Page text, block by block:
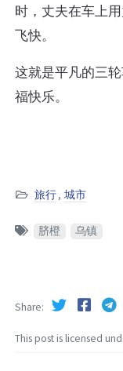
时，丈夫在车上
飞快。
这就是平凡的三
福快乐。
旅行, 城市
脐橙 乌镇
This post is licensed
Share